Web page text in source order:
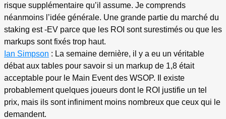
risque supplémentaire qu’il assume. Je comprends
néanmoins l’idée générale. Une grande partie du marché du
staking est -EV parce que les ROI sont surestimés ou que les
markups sont fixés trop haut.
Ian Simpson : La semaine dernière, il y a eu un véritable
débat aux tables pour savoir si un markup de 1,8 était
acceptable pour le Main Event des WSOP. Il existe
probablement quelques joueurs dont le ROI justifie un tel
prix, mais ils sont infiniment moins nombreux que ceux qui le
demandent.